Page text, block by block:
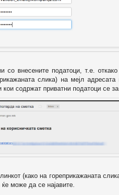
со внесените податоци, т.е.
слика) на мејл
содржат приватни податоци се
(како на гореприкажаната
може да се најавите.